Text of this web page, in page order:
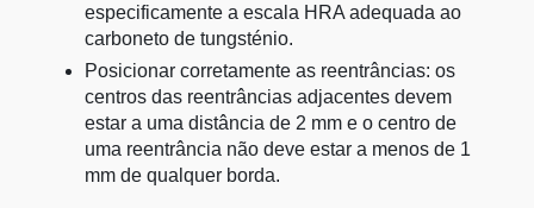
especificamente a escala HRA adequada ao
carboneto de tungsténio.
Posicionar corretamente as reentrâncias: os
centros das reentrâncias adjacentes devem
estar a uma distância de 2 mm e o centro de
uma reentrância não deve estar a menos de 1
mm de qualquer borda.